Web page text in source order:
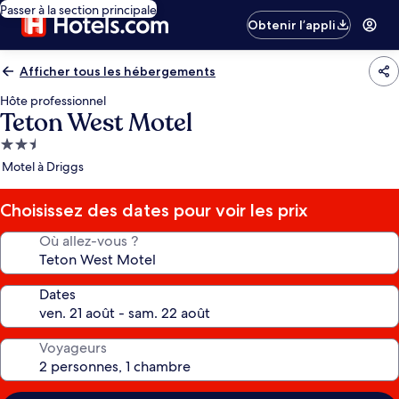
Passer à la section principale
Obtenir l’appli
Afficher tous les hébergements
Hôte professionnel
Teton West Motel
Hébergement
2.5 étoiles
Motel à Driggs
Choisissez des dates pour voir les prix
Où allez-vous ?
Dates
Voyageurs